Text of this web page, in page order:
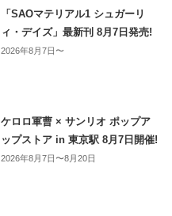
「SAOマテリアル1 シュガーリ
ィ・デイズ」最新刊 8月7日発売!
2026年8月7日〜
ケロロ軍曹 × サンリオ ポップア
ップストア in 東京駅 8月7日開催!
2026年8月7日〜8月20日